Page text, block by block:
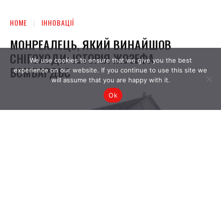
We use cookies to ensure that we give you the best
experience on our website. If you continue to use this site we
will assume that you are happy with it.
Ok